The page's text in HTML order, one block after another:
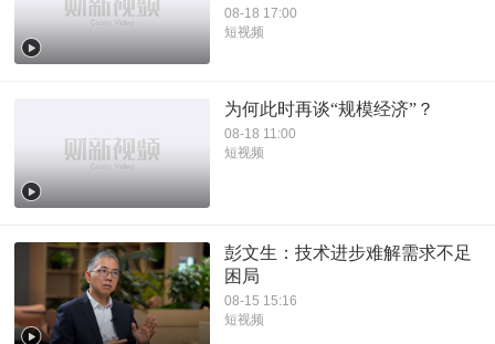
08-18 17:00
短视频
为何此时再谈“规模经济”？
08-18 11:00
短视频
彭文生：技术进步难解需求不足
困局
08-15 15:16
短视频